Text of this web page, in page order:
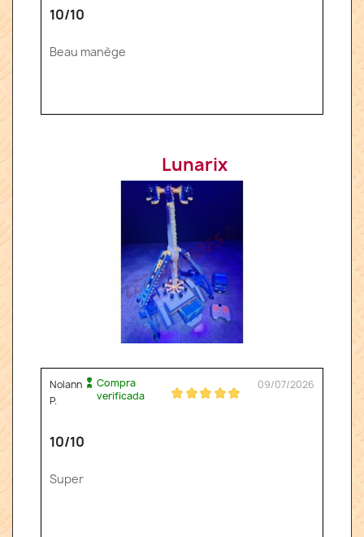
10/10
Beau manège
Lunarix
Nolann
P.
Compra
verificada
09/07/2026
10/10
Super